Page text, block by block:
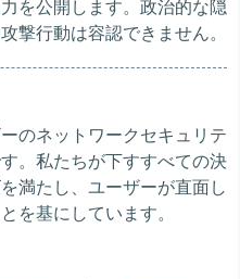
を公開します。政治的な隠
撃行動は容認できません。
のネットワークセキュリテ
。私たちが下すすべての決
満たし、ユーザーが直面し
を基にしています。